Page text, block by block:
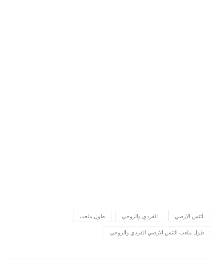
التنس الارضي الفردي والزوجي طول ملعب
طول ملعب التنس الارضي الفردي والزوجي